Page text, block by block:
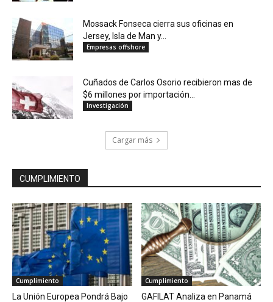
Mossack Fonseca cierra sus oficinas en
Jersey, Isla de Man y...
Empresas offshore
Cuñados de Carlos Osorio recibieron mas de
$6 millones por importación...
Investigación
Cargar más
CUMPLIMIENTO
Cumplimiento
La Unión Europea Pondrá Bajo
Cumplimiento
GAFILAT Analiza en Panamá